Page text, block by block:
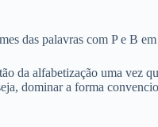
das palavras com P e B
da alfabetização uma vez
dominar a forma